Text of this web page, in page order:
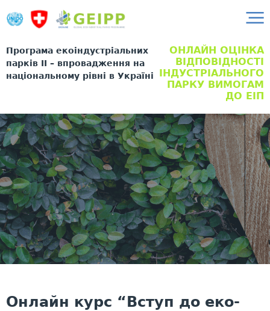
Програма екоіндустріальних
парків II – впровадження на
національному рівні в Україні
ОНЛАЙН ОЦІНКА
ВІДПОВІДНОСТІ
ІНДУСТРІАЛЬНОГО
ПАРКУ ВИМОГАМ
ДО ЕІП
Онлайн курс “Вступ до еко-